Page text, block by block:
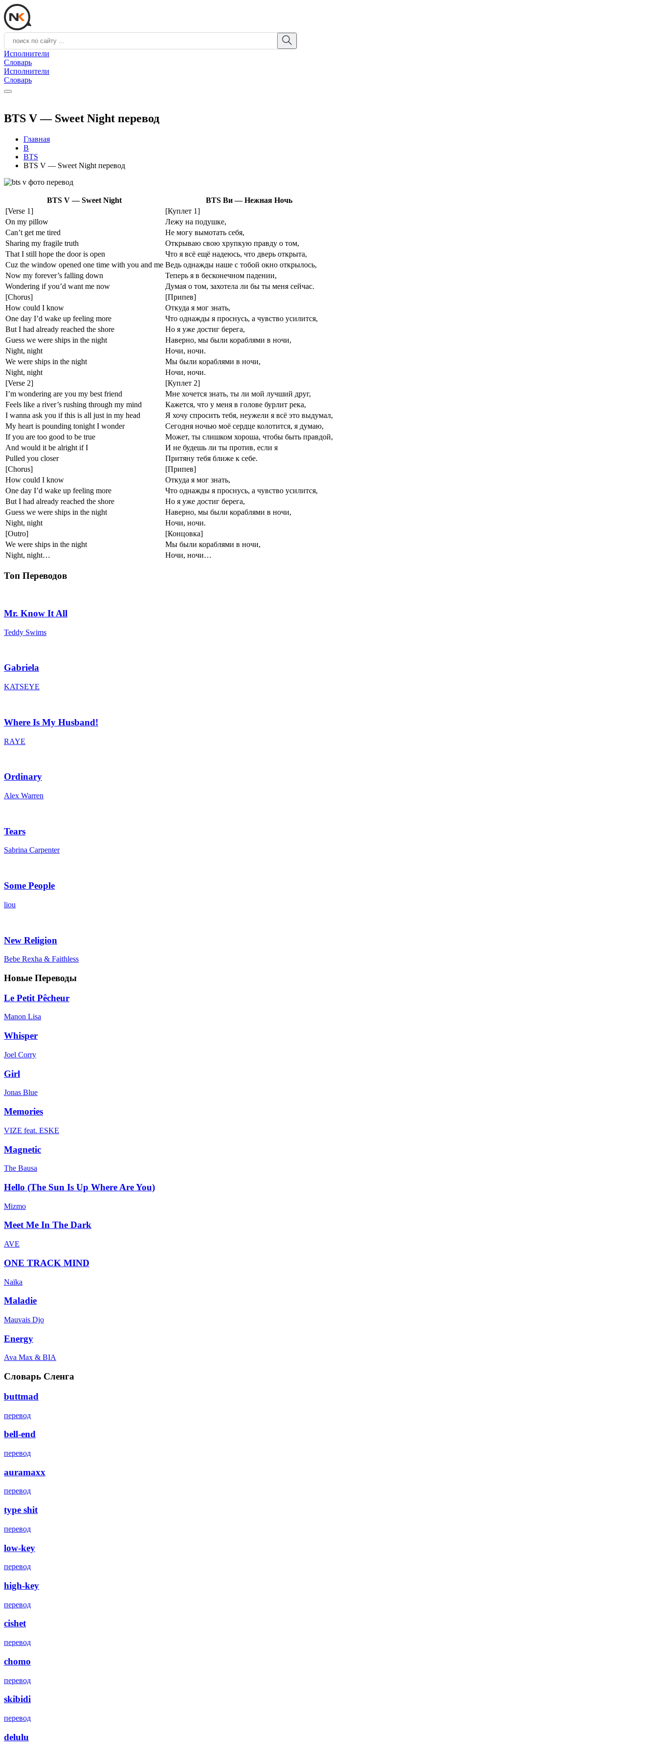
Исполнители
Словарь
Исполнители
Словарь
BTS V — Sweet Night перевод
Главная
B
BTS
BTS V — Sweet Night перевод
BTS V — Sweet Night
BTS Ви — Нежная Ночь
[Verse 1]
[Куплет 1]
On my pillow
Лежу на подушке,
Can’t get me tired
Не могу вымотать себя,
Sharing my fragile truth
Открываю свою хрупкую правду о том,
That I still hope the door is open
Что я всё ещё надеюсь, что дверь открыта,
Cuz the window opened one time with you and me Ведь однажды наше с тобой окно открылось,
Now my forever’s falling down
Теперь я в бесконечном падении,
Wondering if you’d want me now
Думая о том, захотела ли бы ты меня сейчас.
[Chorus]
[Припев]
How could I know
Откуда я мог знать,
One day I’d wake up feeling more
Что однажды я проснусь, а чувство усилится,
But I had already reached the shore
Но я уже достиг берега,
Guess we were ships in the night
Наверно, мы были кораблями в ночи,
Night, night
Ночи, ночи.
We were ships in the night
Мы были кораблями в ночи,
Night, night
Ночи, ночи.
[Verse 2]
[Куплет 2]
I’m wondering are you my best friend
Мне хочется знать, ты ли мой лучший друг,
Feels like a river’s rushing through my mind
Кажется, что у меня в голове бурлит река,
I wanna ask you if this is all just in my head
Я хочу спросить тебя, неужели я всё это выдумал,
My heart is pounding tonight I wonder
Сегодня ночью моё сердце колотится, я думаю,
If you are too good to be true
Может, ты слишком хороша, чтобы быть правдой,
And would it be alright if I
И не будешь ли ты против, если я
Pulled you closer
Притяну тебя ближе к себе.
[Chorus]
[Припев]
How could I know
Откуда я мог знать,
One day I’d wake up feeling more
Что однажды я проснусь, а чувство усилится,
But I had already reached the shore
Но я уже достиг берега,
Guess we were ships in the night
Наверно, мы были кораблями в ночи,
Night, night
Ночи, ночи.
[Outro]
[Концовка]
We were ships in the night
Мы были кораблями в ночи,
Night, night…
Ночи, ночи…
Топ Переводов
Mr. Know It All
Teddy Swims
Gabriela
KATSEYE
Where Is My Husband!
RAYE
Ordinary
Alex Warren
Tears
Sabrina Carpenter
Some People
liou
New Religion
Bebe Rexha & Faithless
Новые Переводы
Le Petit Pêcheur
Manon Lisa
Whisper
Joel Corry
Girl
Jonas Blue
Memories
VIZE feat. ESKE
Magnetic
The Bausa
Hello (The Sun Is Up Where Are You)
Mizmo
Meet Me In The Dark
AVE
ONE TRACK MIND
Naïka
Maladie
Mauvais Djo
Energy
Ava Max & BIA
Словарь Сленга
buttmad
перевод
bell-end
перевод
auramaxx
перевод
type shit
перевод
low-key
перевод
high-key
перевод
cishet
перевод
chomo
перевод
skibidi
перевод
delulu